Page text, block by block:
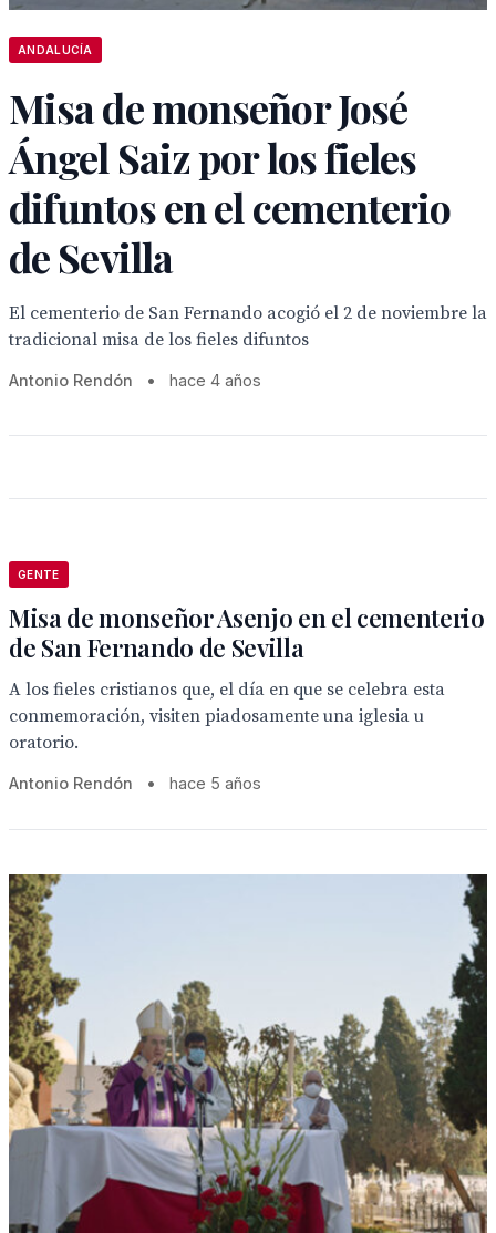
ANDALUCÍA
Misa de monseñor José
Ángel Saiz por los fieles
difuntos en el cementerio
de Sevilla
El cementerio de San Fernando acogió el 2 de noviembre la
tradicional misa de los fieles difuntos
Antonio Rendón • hace 4 años
GENTE
Misa de monseñor Asenjo en el cementerio
de San Fernando de Sevilla
A los fieles cristianos que, el día en que se celebra esta
conmemoración, visiten piadosamente una iglesia u
oratorio.
Antonio Rendón • hace 5 años